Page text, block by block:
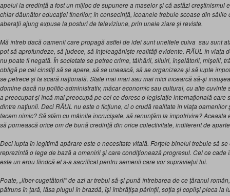
apelul la credinţă a fost un mijloc de supunere a maselor şi că astăzi creştinismul
chiar dăunător educaţiei tinerilor; în consecinţă, icoanele trebuie scoase din sălile
aberaţii ajung expuse la posturi de televiziune, prin unele ziare şi reviste.
Mă întreb dacă oamenii care propagă astfel de idei sunt uneltele cuiva sau sunt
pot să aprofundeze, să judece, să înţeleagănişte realităţi evidente. RĂUL în viaţa
nu poate fi negată. În societate se petrec crime, tâlhării, siluiri, înşelătorii, mişelii,
obligă pe cei cinstiţi să se apere, să se unească, să se organizeze şi să lupte
se petrece şi la scară naţională. State mai mari sau mai mici încearcă să-şi
domine dacă nu politic-administrativ, măcar economic sau cultural, cu alte
a preocupat şi încă mai preocupă pe cei ce doresc o legislaţie internaţională care
dintre naţiunii. Deci RĂUL nu este o ficţiune, ci o crudă realitate în viaţa oamenilor
facem nimic? Să stăm cu mâinile încrucişate, să renunţăm la împotrivire?
să pornească orice om de bună credinţă din orice colectivitate, indiferent de
Deci lupta în legitimă apărare este o necesitate vitală. Forţele binelui trebuie să
reprezintă o lege de bază a omenirii şi care condiţionează progresul. Cel ce
este un erou fiindcă el s-a sacrificat pentru semenii care vor supravieţui lui.
Poate, „liber-cugetătorii” de azi ar trebui să-şi pună întrebarea de ce ţăranul
pătruns în ţară, lăsa plugul în brazdă, îşi îmbrăţişa părinţii, soţia şi copiişi pleca la